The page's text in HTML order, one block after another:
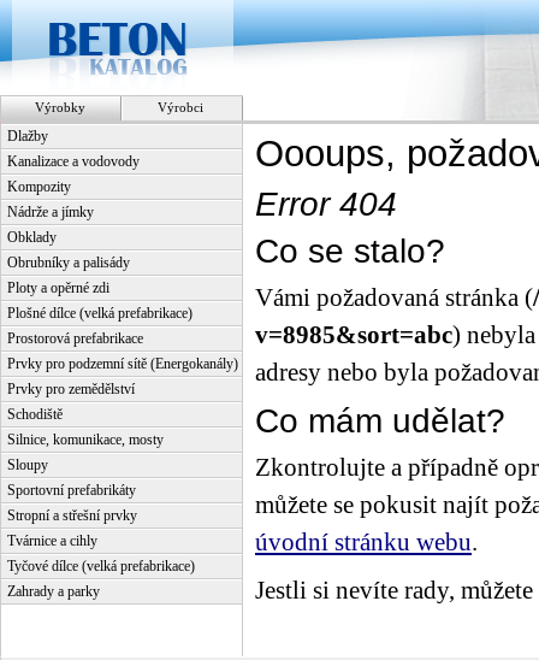
Výrobky Výrobci
Dlažby
Kanalizace a vodovody
Kompozity
Nádrže a jímky
Obklady
Obrubníky a palisády
Ploty a opěrné zdi
Plošné dílce (velká prefabrikace)
Prostorová prefabrikace
Prvky pro podzemní sítě (Energokanály)
Prvky pro zemědělství
Schodiště
Silnice, komunikace, mosty
Sloupy
Sportovní prefabrikáty
Stropní a střešní prvky
Tvárnice a cihly
Tyčové dílce (velká prefabrikace)
Zahrady a parky
Oooups,
Error 404
Co se stalo?
Vámi požadovaná stránka (
v=8985&sort=abc)
adresy nebo byla
Co mám udělat?
Zkontrolujte a případně
můžete se pokusit najít
úvodní stránku webu.
Jestli si nevíte rady, můžete